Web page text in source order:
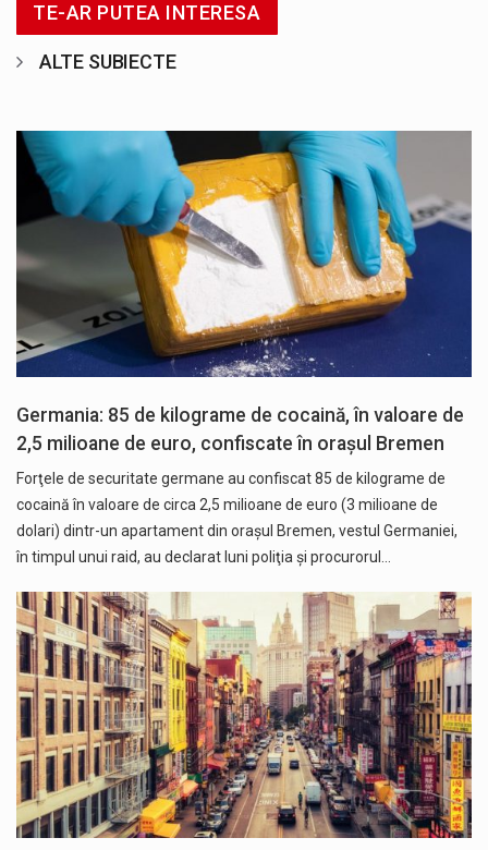
TE-AR PUTEA INTERESA
ALTE SUBIECTE
Germania: 85 de kilograme de cocaină, în valoare de
2,5 milioane de euro, confiscate în orașul Bremen
Forţele de securitate germane au confiscat 85 de kilograme de
cocaină în valoare de circa 2,5 milioane de euro (3 milioane de
dolari) dintr-un apartament din oraşul Bremen, vestul Germaniei,
în timpul unui raid, au declarat luni poliţia şi procurorul…